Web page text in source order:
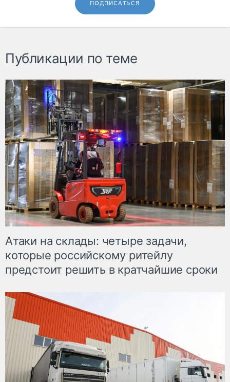
ПОДПИСАТЬСЯ
Публикации по теме
Атаки на склады: четыре задачи,
которые российскому ритейлу
предстоит решить в кратчайшие сроки